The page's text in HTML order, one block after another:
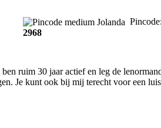
Pincode:
2968
ruim 30 jaar actief en leg de
Je kunt ook bij mij terecht voor een